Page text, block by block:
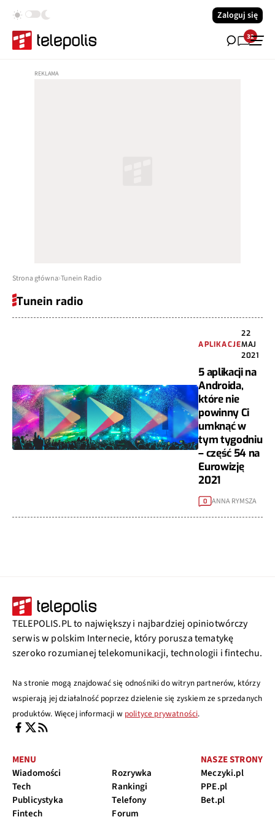
Zaloguj się
32
Strona główna Tunein Radio
Tunein radio
APLIKACJE
22
MAJ
2021
5 aplikacji na
Androida,
które nie
powinny Ci
umknąć w
tym tygodniu
– część 54 na
Eurowizję
2021
0 ANNA RYMSZA
TELEPOLIS.PL to największy i najbardziej opiniotwórczy
serwis w polskim Internecie, który porusza tematykę
szeroko rozumianej telekomunikacji, technologii i fintechu.
Na stronie mogą znajdować się odnośniki do witryn partnerów, którzy
wspierają jej działalność poprzez dzielenie się zyskiem ze sprzedanych
produktów. Więcej informacji w polityce prywatności.
MENU
Wiadomości
Tech
Publicystyka
Fintech
Rozrywka
Rankingi
Telefony
Forum
NASZE STRONY
Meczyki.pl
PPE.pl
Bet.pl